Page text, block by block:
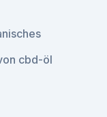
cbd-öl